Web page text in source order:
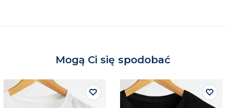
Mogą Ci się spodobać